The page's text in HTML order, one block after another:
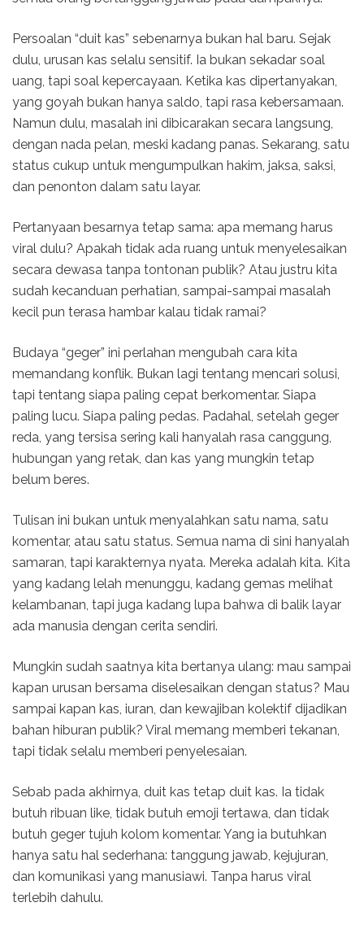
Persoalan “duit kas” sebenarnya bukan hal baru. Sejak
dulu, urusan kas selalu sensitif. Ia bukan sekadar soal
uang, tapi soal kepercayaan. Ketika kas dipertanyakan,
yang goyah bukan hanya saldo, tapi rasa kebersamaan.
Namun dulu, masalah ini dibicarakan secara langsung,
dengan nada pelan, meski kadang panas. Sekarang, satu
status cukup untuk mengumpulkan hakim, jaksa, saksi,
dan penonton dalam satu layar.
Pertanyaan besarnya tetap sama: apa memang harus
viral dulu? Apakah tidak ada ruang untuk menyelesaikan
secara dewasa tanpa tontonan publik? Atau justru kita
sudah kecanduan perhatian, sampai-sampai masalah
kecil pun terasa hambar kalau tidak ramai?
Budaya “geger” ini perlahan mengubah cara kita
memandang konflik. Bukan lagi tentang mencari solusi,
tapi tentang siapa paling cepat berkomentar. Siapa
paling lucu. Siapa paling pedas. Padahal, setelah geger
reda, yang tersisa sering kali hanyalah rasa canggung,
hubungan yang retak, dan kas yang mungkin tetap
belum beres.
Tulisan ini bukan untuk menyalahkan satu nama, satu
komentar, atau satu status. Semua nama di sini hanyalah
samaran, tapi karakternya nyata. Mereka adalah kita. Kita
yang kadang lelah menunggu, kadang gemas melihat
kelambanan, tapi juga kadang lupa bahwa di balik layar
ada manusia dengan cerita sendiri.
Mungkin sudah saatnya kita bertanya ulang: mau sampai
kapan urusan bersama diselesaikan dengan status? Mau
sampai kapan kas, iuran, dan kewajiban kolektif dijadikan
bahan hiburan publik? Viral memang memberi tekanan,
tapi tidak selalu memberi penyelesaian.
Sebab pada akhirnya, duit kas tetap duit kas. Ia tidak
butuh ribuan like, tidak butuh emoji tertawa, dan tidak
butuh geger tujuh kolom komentar. Yang ia butuhkan
hanya satu hal sederhana: tanggung jawab, kejujuran,
dan komunikasi yang manusiawi. Tanpa harus viral
terlebih dahulu.